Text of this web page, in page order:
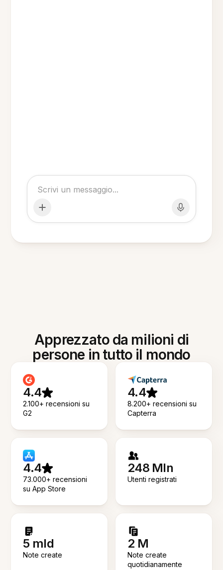
Apprezzato da milioni di
persone in tutto il mondo
4.4
2.100+ recensioni su
G2
4.4
8.200+ recensioni su
Capterra
4.4
73.000+ recensioni
su App Store
248 Mln
Utenti registrati
5 mld
Note create
2 M
Note create
quotidianamente